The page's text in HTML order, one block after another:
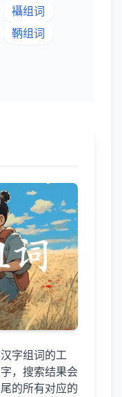
襵组词
鞆组词
字组词的工
，搜索结果会
的所有对应的